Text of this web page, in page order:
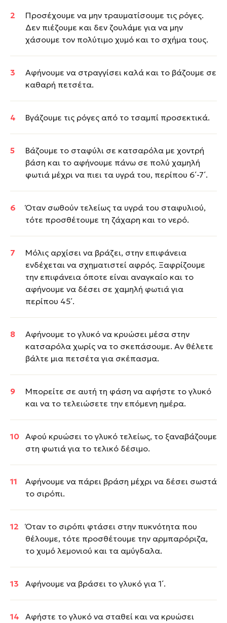
Προσέχουμε να μην τραυματίσουμε τις ρόγες.
Δεν πιέζουμε και δεν ζουλάμε για να μην
χάσουμε τον πολύτιμο χυμό και το σχήμα τους.
Αφήνουμε να στραγγίσει καλά και το βάζουμε σε
καθαρή πετσέτα.
Βγάζουμε τις ρόγες από το τσαμπί προσεκτικά.
Βάζουμε το σταφύλι σε κατσαρόλα με χοντρή
βάση και το αφήνουμε πάνω σε πολύ χαμηλή
φωτιά μέχρι να πιει τα υγρά του, περίπου 6΄-7΄.
Όταν σωθούν τελείως τα υγρά του σταφυλιού,
τότε προσθέτουμε τη ζάχαρη και το νερό.
Μόλις αρχίσει να βράζει, στην επιφάνεια
ενδέχεται να σχηματιστεί αφρός. Ξαφρίζουμε
την επιφάνεια όποτε είναι αναγκαίο και το
αφήνουμε να δέσει σε χαμηλή φωτιά για
περίπου 45΄.
Αφήνουμε το γλυκό να κρυώσει μέσα στην
κατσαρόλα χωρίς να το σκεπάσουμε. Αν θέλετε
βάλτε μια πετσέτα για σκέπασμα.
Μπορείτε σε αυτή τη φάση να αφήστε το γλυκό
και να το τελειώσετε την επόμενη ημέρα.
Αφού κρυώσει το γλυκό τελείως, το ξαναβάζουμε
στη φωτιά για το τελικό δέσιμο.
Αφήνουμε να πάρει βράση μέχρι να δέσει σωστά
το σιρόπι.
Όταν το σιρόπι φτάσει στην πυκνότητα που
θέλουμε, τότε προσθέτουμε την αρμπαρόριζα,
το χυμό λεμονιού και τα αμύγδαλα.
Αφήνουμε να βράσει το γλυκό για 1΄.
Αφήστε το γλυκό να σταθεί και να κρυώσει